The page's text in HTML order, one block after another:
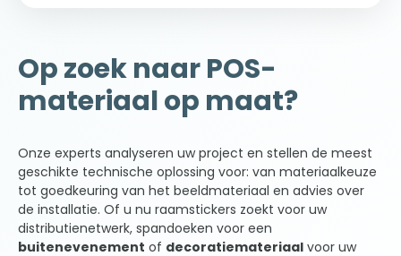
wanddecoratie, polyester textiel voor
kakemono’s, en spandoeken. Deze
materialen garanderen eenhoge
en bieden een duurzame
binnenomgeving, zonder dat er extra UV-
bescherming nodig is.
6 tot 12 maanden mee, afhankelijk van de
weersomstandigheden en de ligging (op een
zuidgericht oppervlak veroudert het
materiaal sneller). Voor een periode van
materialen aan, zoalsDibondofmetaal. Bij
POP kan u rekenen op een assortiment
displays en vast meubilairdat speciaal werd
ontwikkeld om de tand des tijds te
doorstaan. Onze ontwerpstudio’s in
Amersfoort, Antwerpen, Mechelen, Nijvel en
Op zoek naar POS-
materiaal op maat?
Onze experts analyseren uw project en stellen de meest
geschikte technische oplossing voor: van materiaalkeuze
tot goedkeuring van het beeldmateriaal en advies over
de installatie. Of u nu raamstickers zoekt voor uw
distributienetwerk, spandoeken voor een
buitenevenement of decoratiemateriaal voor uw